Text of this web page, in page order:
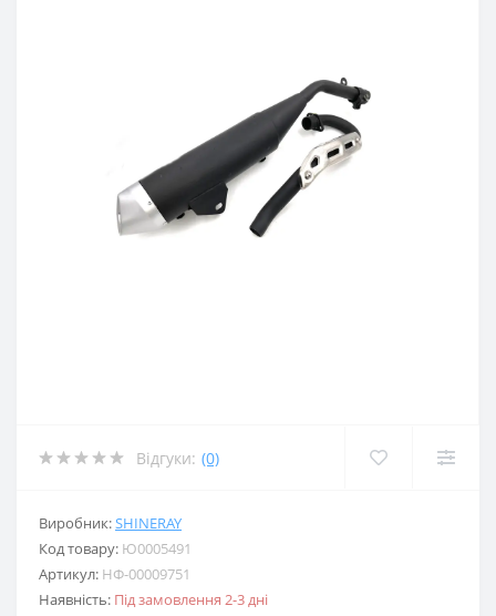
Відгуки: (0)
Виробник:SHINERAY
Код товару: Ю0005491
Артикул: НФ-00009751
Наявність: Під замовлення 2-3 дні